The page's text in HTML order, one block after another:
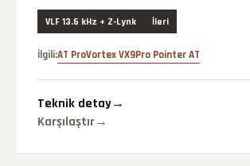
VLF 13.6 kHz + Z-Lynk İleri
İlgili:AT ProVortex VX9Pro Pointer AT
Teknik detay→
Karşılaştır→